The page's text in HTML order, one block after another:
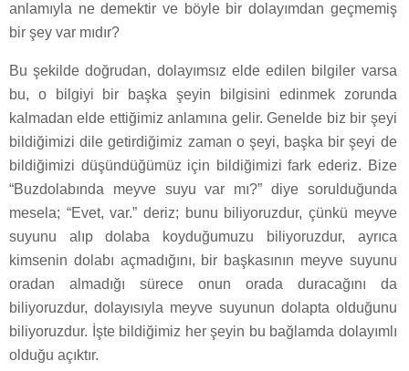
anlamıyla ne demektir ve böyle bir dolayımdan geçmemiş
bir şey var mıdır?
Bu şekilde doğrudan, dolayımsız elde edilen bilgiler varsa
bu, o bilgiyi bir başka şeyin bilgisini edinmek zorunda
kalmadan elde ettiğimiz anlamına gelir. Genelde biz bir şeyi
bildiğimizi dile getirdiğimiz zaman o şeyi, başka bir şeyi de
bildiğimizi düşündüğümüz için bildiğimizi fark ederiz. Bize
“Buzdolabında meyve suyu var mı?” diye sorulduğunda
mesela; “Evet, var.” deriz; bunu biliyoruzdur, çünkü meyve
suyunu alıp dolaba koyduğumuzu biliyoruzdur, ayrıca
kimsenin dolabı açmadığını, bir başkasının meyve suyunu
oradan almadığı sürece onun orada duracağını da
biliyoruzdur, dolayısıyla meyve suyunun dolapta olduğunu
biliyoruzdur. İşte bildiğimiz her şeyin bu bağlamda dolayımlı
olduğu açıktır.